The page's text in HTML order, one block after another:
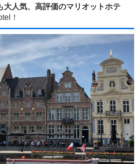
大人気、高評価のマリオットホテ
！